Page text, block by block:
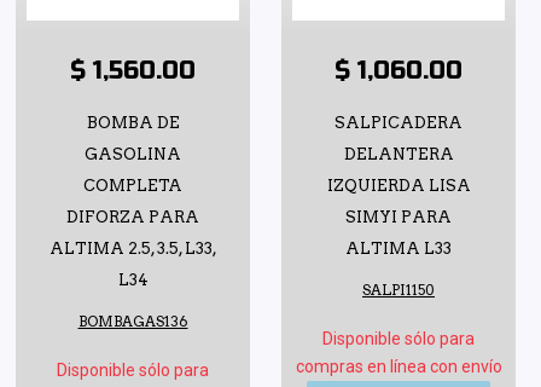
$ 1,560.00
BOMBA DE
GASOLINA
COMPLETA
DIFORZA PARA
ALTIMA 2.5, 3.5, L33,
L34
BOMBAGAS136
Disponible sólo para
$ 1,060.00
SALPICADERA
DELANTERA
IZQUIERDA LISA
SIMYI PARA
ALTIMA L33
SALPI1150
Disponible sólo para
compras en línea con envío